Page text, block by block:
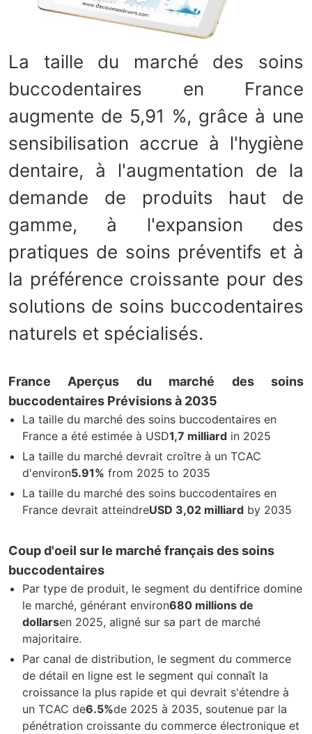
La taille du marché des soins
buccodentaires en France
augmente de 5,91 %, grâce à une
sensibilisation accrue à l'hygiène
dentaire, à l'augmentation de la
demande de produits haut de
gamme, à l'expansion des
pratiques de soins préventifs et à
la préférence croissante pour des
solutions de soins buccodentaires
naturels et spécialisés.
France Aperçus du marché des soins
buccodentaires Prévisions à 2035
La taille du marché des soins buccodentaires en
France a été estimée à USD1,7 milliard in 2025
La taille du marché devrait croître à un TCAC
d'environ5.91% from 2025 to 2035
La taille du marché des soins buccodentaires en
France devrait atteindreUSD 3,02 milliard by 2035
Coup d'oeil sur le marché français des soins
buccodentaires
Par type de produit, le segment du dentifrice domine
le marché, générant environ680 millions de
dollarsen 2025, aligné sur sa part de marché
majoritaire.
Par canal de distribution, le segment du commerce
de détail en ligne est le segment qui connaît la
croissance la plus rapide et qui devrait s'étendre à
un TCAC de6.5%de 2025 à 2035, soutenue par la
pénétration croissante du commerce électronique et